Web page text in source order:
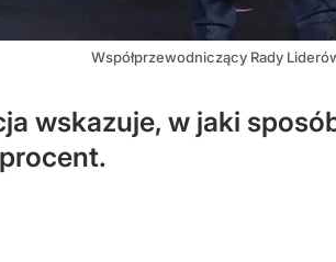
Współprzewodniczący Rady
wskazuje, w jaki